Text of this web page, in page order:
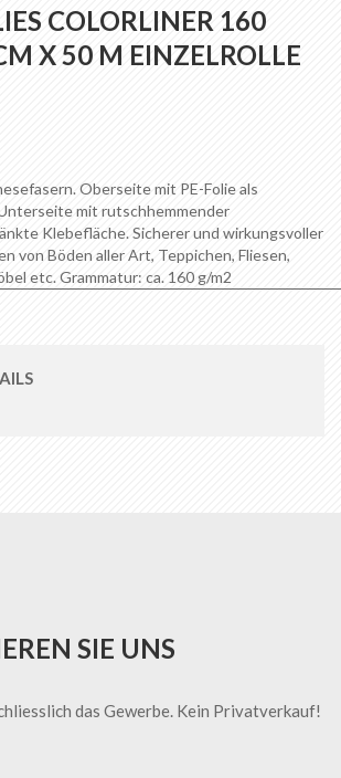
COLORLINER 160
X 50 M EINZELROLLE
Oberseite mit PE-Folie als
mit rutschhemmender
Klebefläche. Sicherer und wirkungsvoller
von Böden aller Art, Teppichen, Fliesen,
etc. Grammatur: ca. 160 g/m2
SIE UNS
das Gewerbe. Kein Privatverkauf!